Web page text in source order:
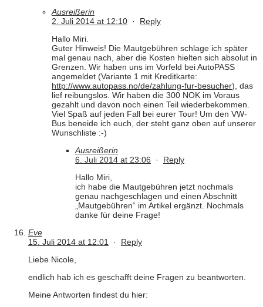
Ausreißerin
2. Juli 2014 at 12:10 · Reply
Hallo Miri.
Guter Hinweis! Die Mautgebühren schlage ich später
mal genau nach, aber die Kosten hielten sich absolut in
Grenzen. Wir haben uns im Vorfeld bei AutoPASS
angemeldet (Variante 1 mit Kreditkarte:
http://www.autopass.no/de/zahlung-fur-besucher), das
lief reibungslos. Wir haben die 300 NOK im Voraus
gezahlt und davon noch einen Teil wiederbekommen.
Viel Spaß auf jeden Fall bei eurer Tour! Um den VW-
Bus beneide ich euch, der steht ganz oben auf unserer
Wunschliste :-)
Ausreißerin
6. Juli 2014 at 23:06 · Reply
Hallo Miri,
ich habe die Mautgebühren jetzt nochmals
genau nachgeschlagen und einen Abschnitt
„Mautgebühren“ im Artikel ergänzt. Nochmals
danke für deine Frage!
Eve
15. Juli 2014 at 12:01 · Reply
Liebe Nicole,
endlich hab ich es geschafft deine Fragen zu beantworten.
Meine Antworten findest du hier: